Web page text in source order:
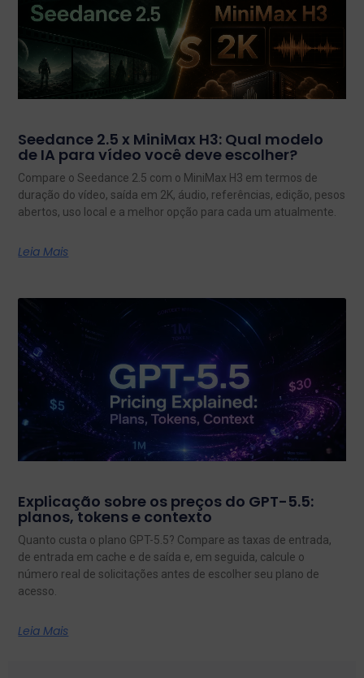
Seedance 2.5 x MiniMax H3: Qual modelo
de IA para vídeo você deve escolher?
Compare o Seedance 2.5 com o MiniMax H3 em termos de
duração do vídeo, saída em 2K, áudio, referências, edição, pesos
abertos, uso local e a melhor opção para cada um atualmente.
Leia Mais
Explicação sobre os preços do GPT-5.5:
planos, tokens e contexto
Quanto custa o plano GPT-5.5? Compare as taxas de entrada,
de entrada em cache e de saída e, em seguida, calcule o
número real de solicitações antes de escolher seu plano de
acesso.
Leia Mais